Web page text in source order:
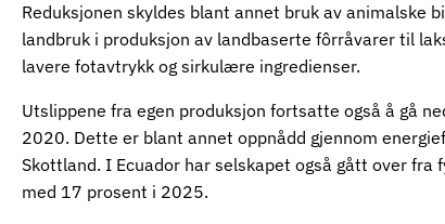
Reduksjonen skyldes blant annet bruk av animalske
landbruk i produksjon av landbaserte fôrråvarer til
lavere fotavtrykk og sirkulære ingredienser.
Utslippene fra egen produksjon fortsatte også å gå
2020. Dette er blant annet oppnådd gjennom
Skottland. I Ecuador har selskapet også gått over fra
med 17 prosent i 2025.